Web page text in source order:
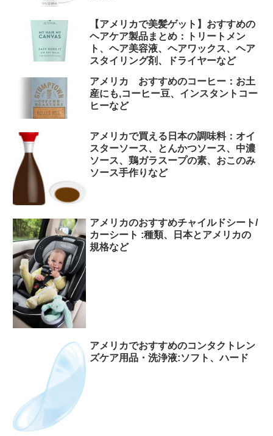
【アメリカで美髪ゲット】おすすめの
ヘアケア製品まとめ：トリートメン
ト、ヘア美容液、ヘアワックス、ヘア
スタイリング剤、ドライヤーなど
アメリカ おすすめのコーヒー：お土
産にも,コーヒー豆、インスタントコー
ヒーなど
アメリカで買える日本の調味料：オイ
スターソース、とんかつソース、中濃
ソース、鶏ガラスープの素、おこのみ
ソース手作りなど
アメリカのおすすめチャイルドシート/
カーシート :種類、日本とアメリカの
規格など
アメリカでおすすめのコンタクトレン
ズケア用品・洗浄液:ソフト、ハード